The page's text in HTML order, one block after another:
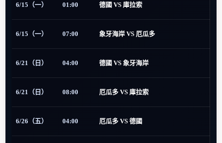
6/15（一） 01:00 德國 VS 庫拉索
6/15（一） 07:00 象牙海岸 VS 厄瓜多
6/21（日） 04:00 德國 VS 象牙海岸
6/21（日） 08:00 厄瓜多 VS 庫拉索
6/26（五） 04:00 厄瓜多 VS 德國